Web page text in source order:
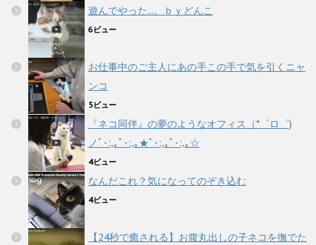
遊んでやった...。ｂｙどんこ
6ビュー
お仕事中のご主人にあの手この手で気を引くニャ
ンコ
5ビュー
『ネコ同伴』の夢のようなオフィス（*゜ロ゜)
ノﾟ･:,｡ﾟ･:,｡★ﾟ･:,｡ﾟ･:,｡☆
4ビュー
なんだこれ？気になってのぞき込む
4ビュー
【24秒で癒される】お腹丸出しの子ネコを撫でた